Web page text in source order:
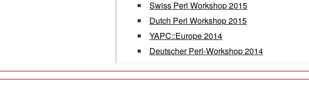
Swiss Perl Workshop 2015
Dutch Perl Workshop 2015
YAPC::Europe 2014
Deutscher Perl-Workshop 2014